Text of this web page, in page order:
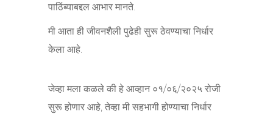
पाठिंब्याबद्दल आभार मानते.
मी आता ही जीवनशैली पुढेही सुरू ठेवण्याचा निर्धार
केला आहे.
जेव्हा मला कळले की हे आव्हान ०१/०६/२०२५ रोजी
सुरू होणार आहे, तेव्हा मी सहभागी होण्याचा निर्धार